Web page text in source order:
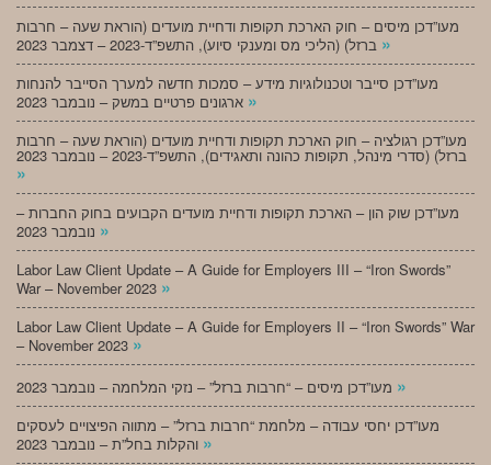
מעו”דכן מיסים – חוק הארכת תקופות ודחיית מועדים (הוראת שעה – חרבות
»
מעו”דכן סייבר וטכנולוגיות מידע – סמכות חדשה למערך הסייבר להנחות
»
מעו”דכן רגולציה – חוק הארכת תקופות ודחיית מועדים (הוראת שעה – חרבות
ברזל) (סדרי מינהל, תקופות כהונה ותאגידים), התשפ”ד-2023 – נובמבר 2023
»
מעו”דכן שוק הון – הארכת תקופות ודחיית מועדים הקבועים בחוק החברות –
»
Labor Law Client Update – A Guide for Employers III – “Iron Swords”
War – November 2023 »
Labor Law Client Update – A Guide for Employers II – “Iron Swords” War
– November 2023 »
»
מעו”דכן יחסי עבודה – מלחמת “חרבות ברזל” – מתווה הפיצויים לעסקים
»